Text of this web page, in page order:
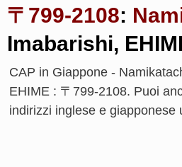
〒799-2108:
Imabarishi,
CAP in Giappone -
EHIME : 〒799-2108. Puoi
indirizzi inglese e giapponese